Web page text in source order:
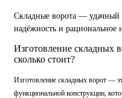
Складные ворота — удачный
надёжность и рациональное
Изготовление складных
сколько стоит?
Изготовление складных ворот —
функциональной конструкции,